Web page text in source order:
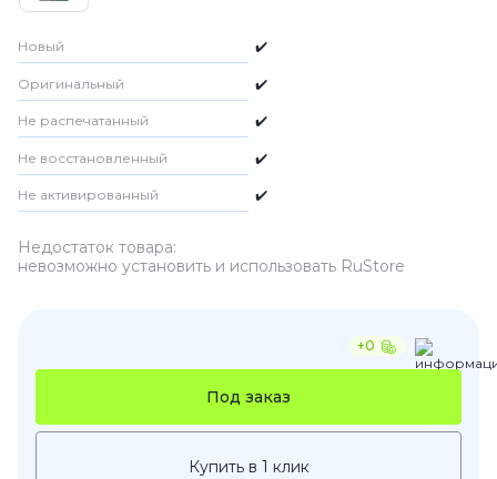
Новый ✔️
Оригинальный ✔️
Не распечатанный ✔️
Не восстановленный ✔️
Не активированный ✔️
Недостаток товара:
невозможно установить и использовать RuStore
+0
Под заказ
Купить в 1 клик